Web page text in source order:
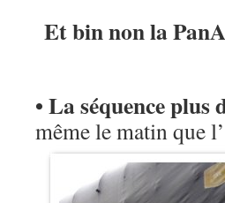
Et bin non la
• La séquence
même le matin que